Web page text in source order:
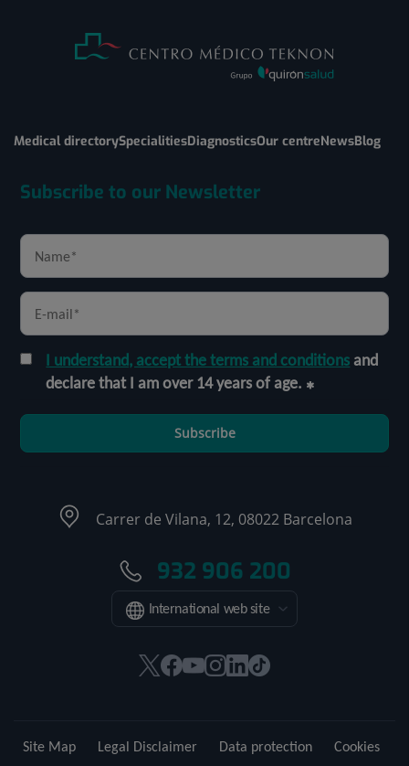
Medical directorySpecialitiesDiagnosticsOur centreNewsBlog
Subscribe to our Newsletter
I understand, accept the terms and conditionsand
declare that I am over 14 years of age.
Subscribe
Carrer de Vilana, 12, 08022 Barcelona
932 906 200
International web site
This
in
This
in
ThisThis
in
This
in
Link
Site Map Legal Disclaimer Data protection Cookies